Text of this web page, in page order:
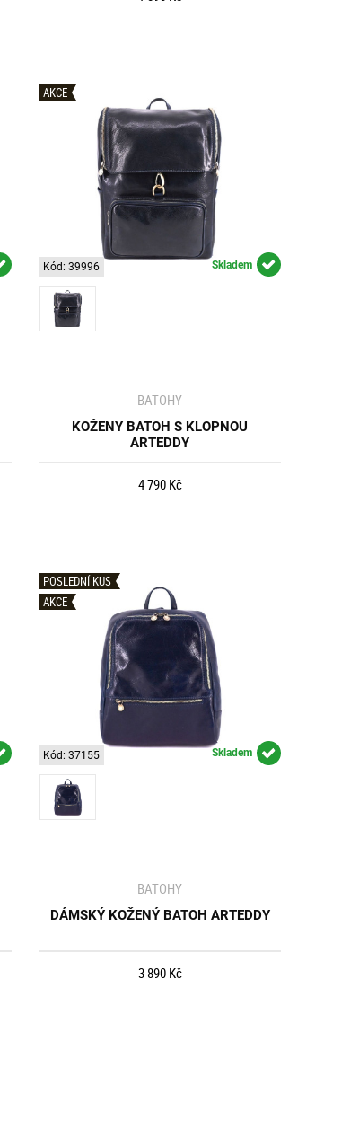
AKCE
Kód: 39996 Skladem
BATOHY
KOŽENY BATOH S KLOPNOU
ARTEDDY
4 790 Kč
POSLEDNÍ KUS
AKCE
Kód: 37155 Skladem
BATOHY
DÁMSKÝ KOŽENÝ BATOH ARTEDDY
3 890 Kč